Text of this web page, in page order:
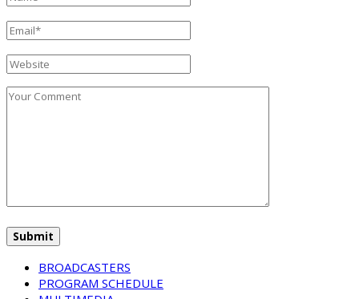
BROADCASTERS
PROGRAM SCHEDULE